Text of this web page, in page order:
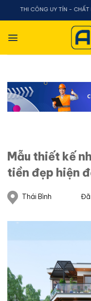
Chuyển
dung
CÔNG UY TÍN - CHẤT
Mẫu thiết kế
tiền đẹp hiện
Thái Bình Đã